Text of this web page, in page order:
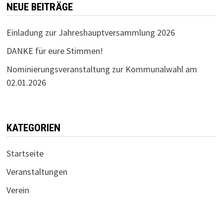
NEUE BEITRÄGE
Einladung zur Jahreshauptversammlung 2026
DANKE für eure Stimmen!
Nominierungsveranstaltung zur Kommunalwahl am
02.01.2026
KATEGORIEN
Startseite
Veranstaltungen
Verein